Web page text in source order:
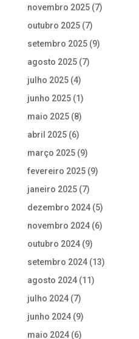
novembro 2025(7)
outubro 2025(7)
setembro 2025(9)
agosto 2025(7)
julho 2025(4)
junho 2025(1)
maio 2025(8)
abril 2025(6)
março 2025(9)
fevereiro 2025(9)
janeiro 2025(7)
dezembro 2024(5)
novembro 2024(6)
outubro 2024(9)
setembro 2024(13)
agosto 2024(11)
julho 2024(7)
junho 2024(9)
maio 2024(6)